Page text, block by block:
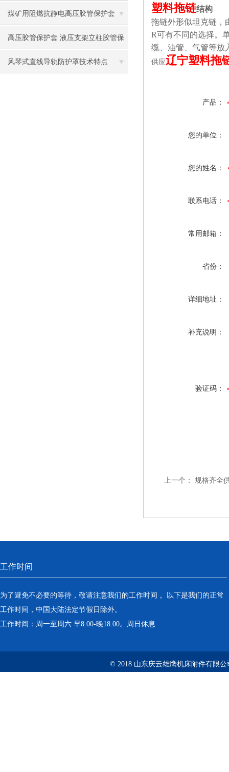
煤矿用阻燃抗静电高压胶管保护套
高压胶管保护套 液压支架立柱胶管保
护套
风琴式直线导轨防护罩技术特点
塑料拖链结构
拖链外形似坦克链，
R可有不同的选择。
缆、油管、气管等放
供应辽宁塑料拖
产品：
您的单位：
您的姓名：
联系电话：
常用邮箱：
省份：
详细地址：
补充说明：
验证码：
上一个： 规格齐全
工作时间
为了避免不必要的等待，敬请注意我们的工作时间 。以下是我们的正常
工作时间，中国大陆法定节假日除外。
工作时间：周一至周六 早8:00-晚18:00。周日休息
© 2018 山东庆云雄鹰机床附件有限